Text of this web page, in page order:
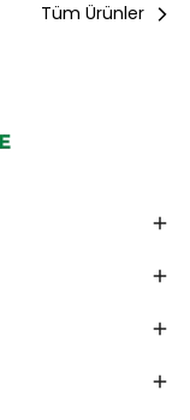
Tüm Ürünler